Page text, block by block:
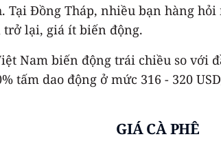
Đồng Tháp, nhiều bạn hàng
lại, giá ít biến động.
Nam biến động trái chiều so với
tấm dao động ở mức 316 - 320
GIÁ CÀ PHÊ